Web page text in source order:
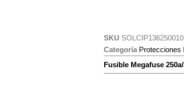
SKU SOLCIP136250010
Categoría Protecciones
Fusible Megafuse